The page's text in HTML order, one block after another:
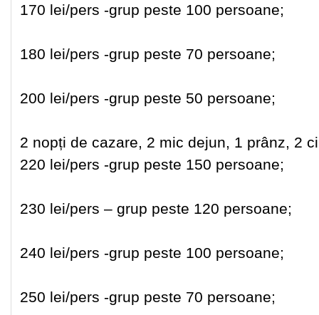
170 lei/pers -grup peste 100 persoane;
180 lei/pers -grup peste 70 persoane;
200 lei/pers -grup peste 50 persoane;
2 nopți de cazare, 2 mic dejun, 1 prânz, 2
220 lei/pers -grup peste 150 persoane;
230 lei/pers – grup peste 120 persoane;
240 lei/pers -grup peste 100 persoane;
250 lei/pers -grup peste 70 persoane;